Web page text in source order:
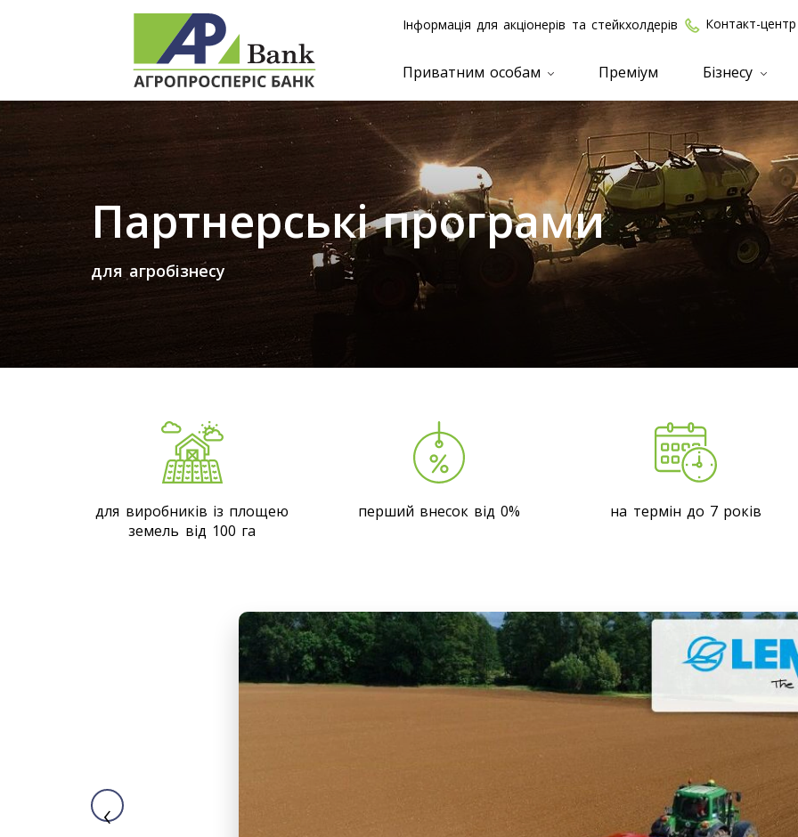
Інформація для акціонерів та стейкхолдерів Контакт-центр
Приватним особам Преміум Бізнесу
Партнерські програми
для агробізнесу
для виробників із площею
земель від 100 га
перший внесок від 0% на термін до 7 років
‹